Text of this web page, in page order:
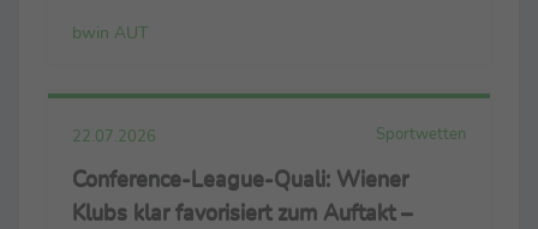
Nationalspielers ausgerechnet der Ex-
allerdings einen Kreuzbandriss ...
bwin AUT
22.07.2026 Sportwetten
Conference-League-Quali: Wiener
Klubs klar favorisiert zum Auftakt –